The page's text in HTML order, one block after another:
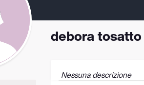
debora tosatto
Nessuna descrizione